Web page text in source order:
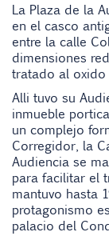
La Plaza de la
en el casco
entre la calle
dimensiones
tratado al oxido
Alli tuvo su
inmueble
un complejo
Corregidor, la
Audiencia se
para facilitar el
mantuvo hasta
protagonismo
palacio del